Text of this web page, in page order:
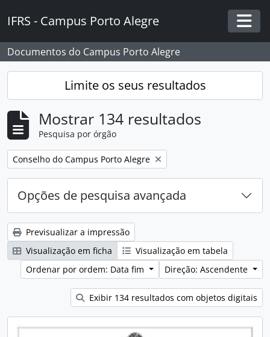
IFRS - Campus Porto Alegre
Documentos do Campus Porto Alegre
Limite os seus resultados
Mostrar 134 resultados
Pesquisa por órgão
Remover filtro:
Conselho do Campus Porto Alegre
Opções de pesquisa avançada
Previsualizar a impressão
Visualização em ficha
Visualização em tabela
Ordenar por ordem: Data fim
Direção: Ascendente
Exibir 134 resultados com objetos digitais